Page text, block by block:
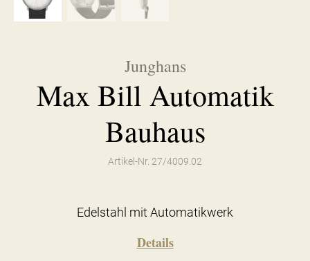
Junghans
Max Bill Automatik
Bauhaus
Artikel-Nr. 27/4009.02
Edelstahl mit Automatikwerk
Details